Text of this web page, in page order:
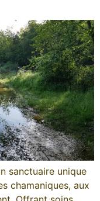
sanctuaire unique
chamaniques, aux